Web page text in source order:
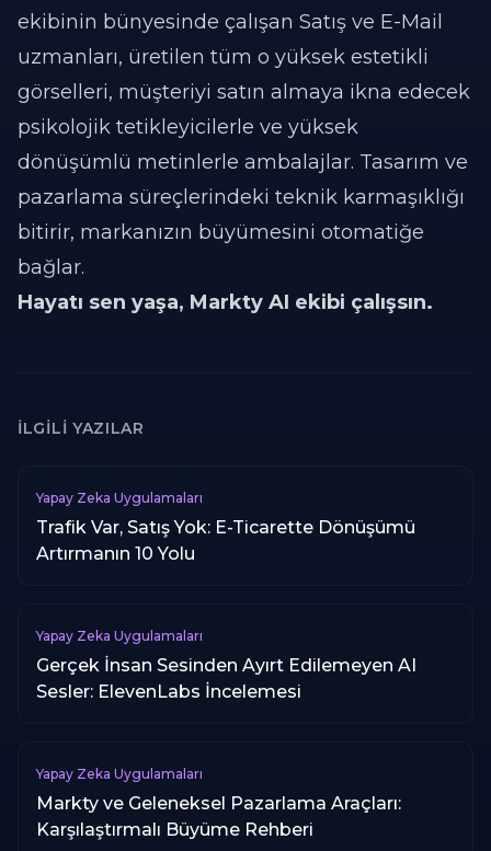
ekibinin bünyesinde çalışan Satış ve E-Mail
uzmanları, üretilen tüm o yüksek estetikli
görselleri, müşteriyi satın almaya ikna edecek
psikolojik tetikleyicilerle ve yüksek
dönüşümlü metinlerle ambalajlar. Tasarım ve
pazarlama süreçlerindeki teknik karmaşıklığı
bitirir, markanızın büyümesini otomatiğe
bağlar.
Hayatı sen yaşa, Markty AI ekibi çalışsın.
İLGILI YAZILAR
Yapay Zeka Uygulamaları
Trafik Var, Satış Yok: E-Ticarette Dönüşümü
Artırmanın 10 Yolu
Yapay Zeka Uygulamaları
Gerçek İnsan Sesinden Ayırt Edilemeyen AI
Sesler: ElevenLabs İncelemesi
Yapay Zeka Uygulamaları
Markty ve Geleneksel Pazarlama Araçları:
Karşılaştırmalı Büyüme Rehberi